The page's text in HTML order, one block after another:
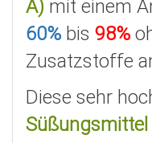
A) mit einem
60% bis 98%
Zusatzstoffe
Diese sehr
Süßungsmittel